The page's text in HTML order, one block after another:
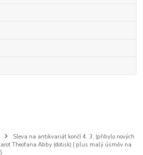
Sleva na antikvariát končí 4. 3. (přibylo nových
Theofana Abby (dotisk) | plus malý úsměv na